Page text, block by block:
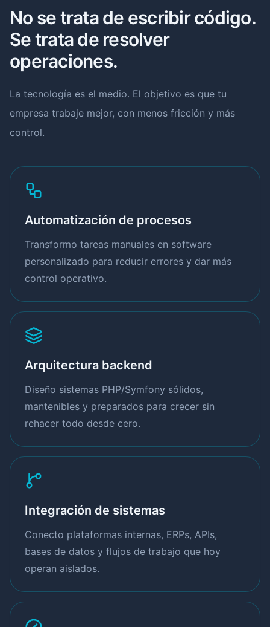
No se trata de escribir código.
Se trata de resolver
operaciones.
La tecnología es el medio. El objetivo es que tu
empresa trabaje mejor, con menos fricción y más
control.
Automatización de procesos
Transformo tareas manuales en software
personalizado para reducir errores y dar más
control operativo.
Arquitectura backend
Diseño sistemas PHP/Symfony sólidos,
mantenibles y preparados para crecer sin
rehacer todo desde cero.
Integración de sistemas
Conecto plataformas internas, ERPs, APIs,
bases de datos y flujos de trabajo que hoy
operan aislados.